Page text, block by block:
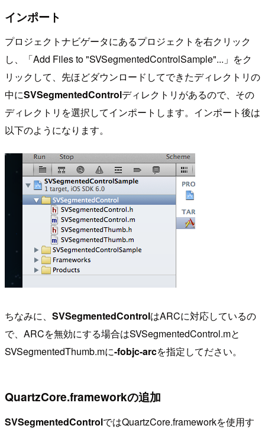
インポート
プロジェクトナビゲータにあるプロジェクトを右クリック
し、「Add Files to "SVSegmentedControlSample"...」をク
リックして、先ほどダウンロードしてできたディレクトリの
中にSVSegmentedControlディレクトリがあるので、その
ディレクトリを選択してインポートします。インポート後は
以下のようになります。
ちなみに、 SVSegmentedControlはARCに対応しているの
で、ARCを無効にする場合はSVSegmentedControl.mと
SVSegmentedThumb.mに-fobjc-arcを指定してださい。
QuartzCore.frameworkの追加
SVSegmentedControlではQuartzCore.frameworkを使用す